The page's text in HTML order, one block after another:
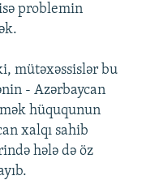
problemin
mütəxəssislər bu
- Azərbaycan
hüququnun
xalqı sahib
hələ də öz